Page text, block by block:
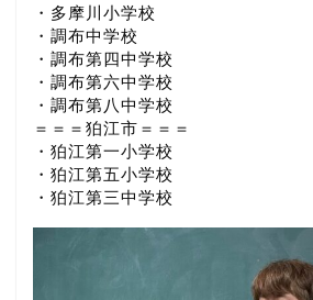
・多摩川小学校
・調布中学校
・調布第四中学校
・調布第六中学校
・調布第八中学校
＝＝＝狛江市＝＝＝
・狛江第一小学校
・狛江第五小学校
・狛江第三中学校